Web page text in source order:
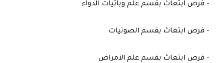
- فرص ابتعاث بقسم علم وبائيات الدواء
- فرص ابتعاث بقسم الصوتيات
- فرص ابتعاث بقسم علم الأمراض